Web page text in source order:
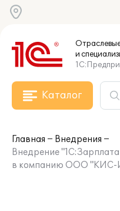
и
Каталог
Главная
Внедрения
Внедрение
в компанию ООО "КИС-